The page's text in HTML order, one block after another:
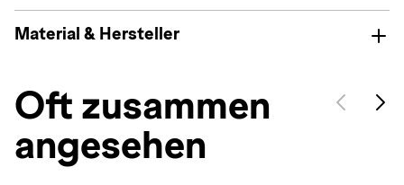
Material & Hersteller
Oft zusammen
angesehen